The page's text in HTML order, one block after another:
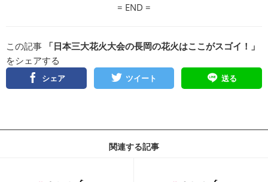
= END =
この記事
「日本三大花火大会の長岡の花火はここがスゴイ！」
をシェアする
シェア ツイート 送る
関連する記事